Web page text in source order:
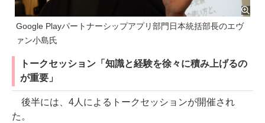
Google Playパートナーシップアプリ部門日本統括部長のエヴ
ァン小島氏
トークセッション「知識と経験を徐々に積み上げるの
が重要」
後半には、4人によるトークセッションが開催され
た。